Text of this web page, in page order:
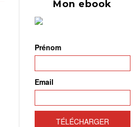
Mon ebook
Prénom
Email
TÉLÉCHARGER